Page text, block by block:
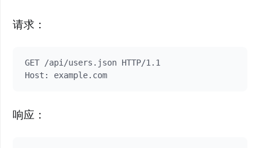
请求：
GET /api/users.json HTTP/1.1
响应：